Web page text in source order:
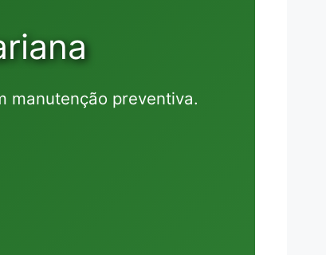
manutenção preventiva.